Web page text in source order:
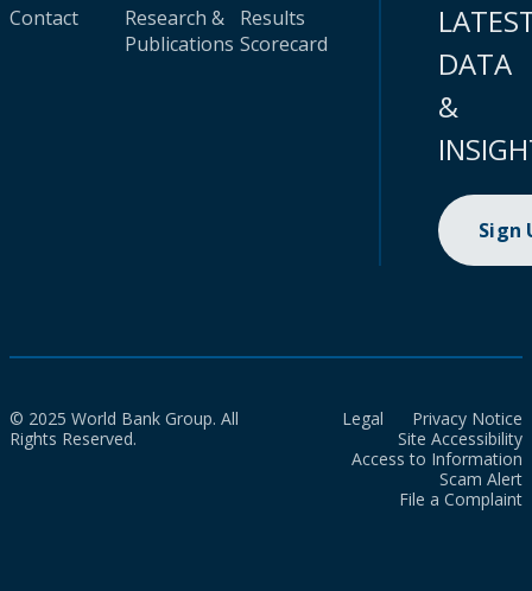
Contact
Research &
Publications
Results
Scorecard
DATA
&
Sign
© 2025 World Bank Group. All
Rights Reserved.
Legal
Privacy Notice
Site Accessibility
Access to Information
Scam Alert
File a Complaint